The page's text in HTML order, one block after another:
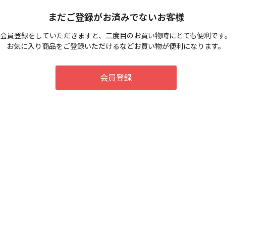
まだご登録がお済みでないお客様
会員登録をしていただきますと、二度目のお買い物時にとても便利です。
お気に入り商品をご登録いただけるなどお買い物が便利になります。
会員登録